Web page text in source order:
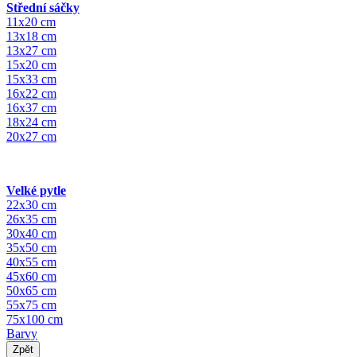
Střední sáčky
11x20 cm
13x18 cm
13x27 cm
15x20 cm
15x33 cm
16x22 cm
16x37 cm
18x24 cm
20x27 cm
Velké pytle
22x30 cm
26x35 cm
30x40 cm
35x50 cm
40x55 cm
45x60 cm
50x65 cm
55x75 cm
75x100 cm
Barvy
Zpět